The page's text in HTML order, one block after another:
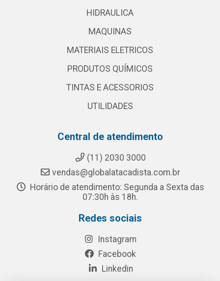
HIDRAULICA
MAQUINAS
MATERIAIS ELETRICOS
PRODUTOS QUÍMICOS
TINTAS E ACESSORIOS
UTILIDADES
Central de atendimento
(11) 2030 3000
vendas@globalatacadista.com.br
Horário de atendimento: Segunda a Sexta das
07:30h às 18h.
Redes sociais
Instagram
Facebook
Linkedin